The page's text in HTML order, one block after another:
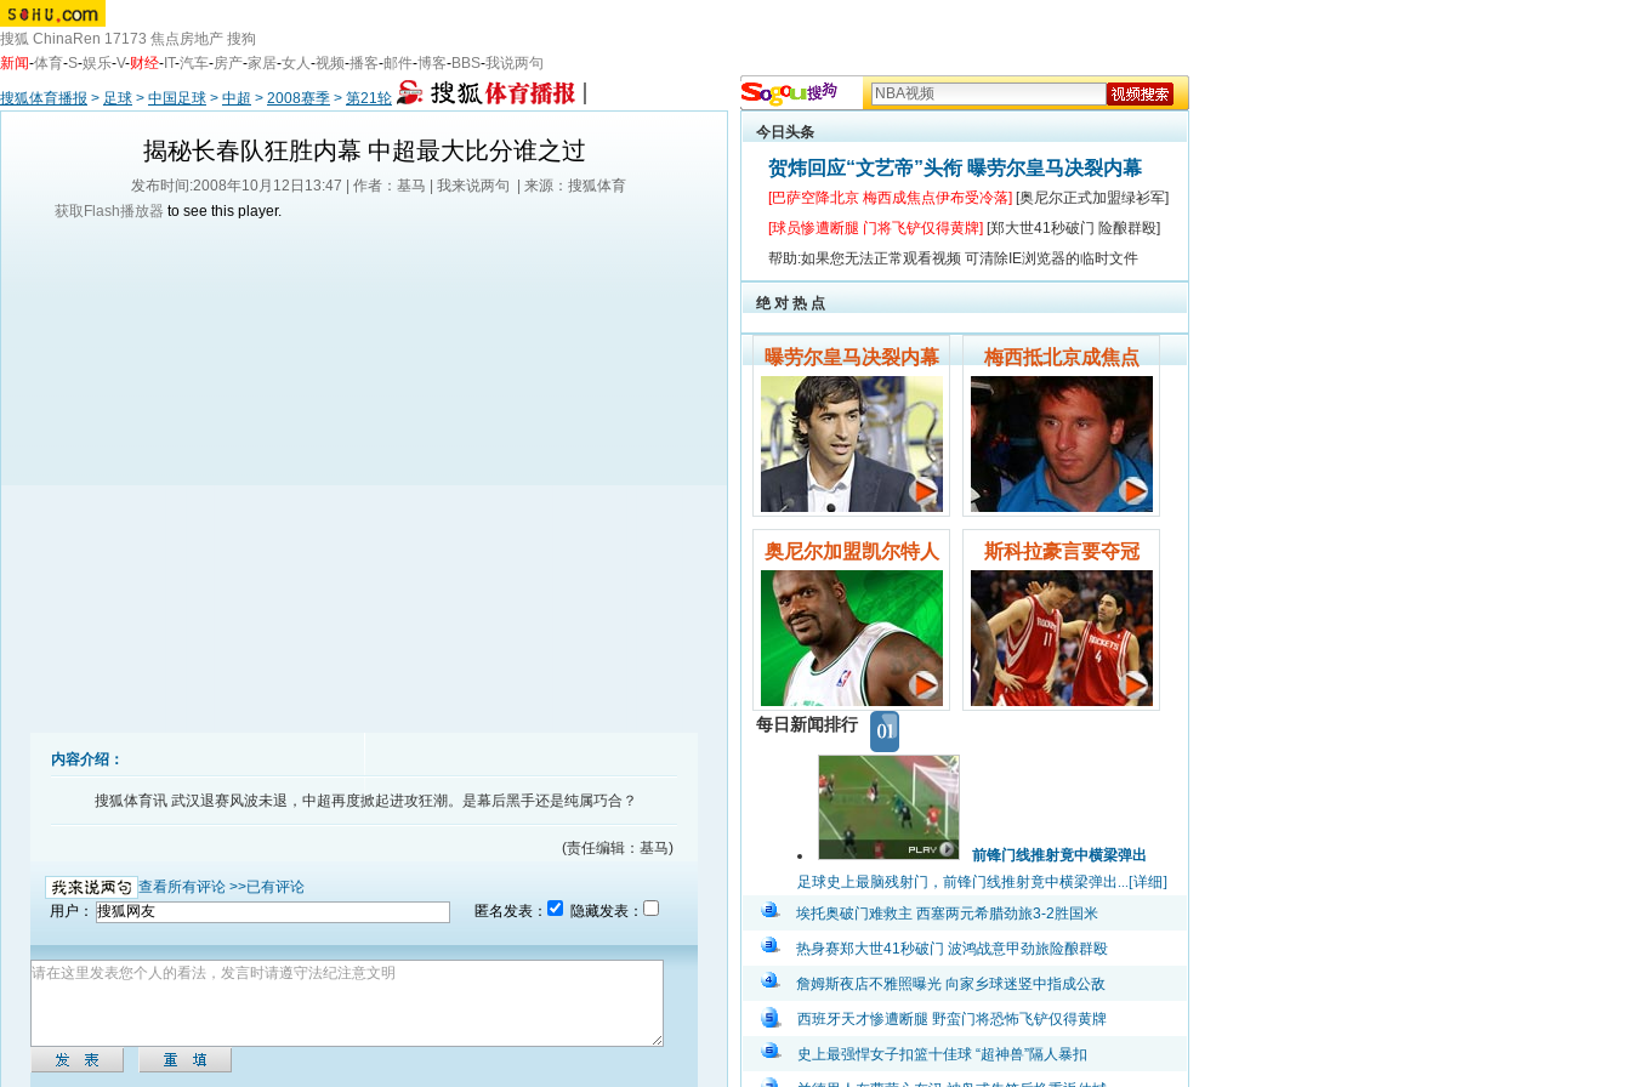
搜狐 ChinaRen 17173 焦点房地产 搜狗
新闻-体育-S-娱乐-V-财经- IT-汽车-房产-家居-女人-视频-播客-邮件-博客-BBS-我说两句
搜狐体育播报 > 足球 > 中国足球 > 中超 > 2008赛季 > 第21轮
揭秘长春队狂胜内幕 中超最大比分谁之过
发布时间:2008年10月12日13:47 | 作者：基马 | 我来说两句
| 来源：搜狐体育
获取Flash播放器 to see this player.
内容介绍：
搜狐体育讯 武汉退赛风波未退，中超再度掀起进攻狂潮。是幕后黑手还是纯属巧合？
(责任编辑：基马)
查看所有评论 >>已有评论
用户：
匿名发表： 隐藏发表：
今日头条
贺炜回应“文艺帝”头衔 曝劳尔皇马决裂内幕
[巴萨空降北京 梅西成焦点伊布受冷落] [奥尼尔正式加盟绿衫军]
[球员惨遭断腿 门将飞铲仅得黄牌] [郑大世41秒破门 险酿群殴]
帮助:如果您无法正常观看视频 可清除IE浏览器的临时文件
绝 对 热 点
曝劳尔皇马决裂内幕 梅西抵北京成焦点
奥尼尔加盟凯尔特人 斯科拉豪言要夺冠
每日新闻排行
前锋门线推射竟中横梁弹出
足球史上最脑残射门，前锋门线推射竟中横梁弹出...[详细]
埃托奥破门难救主 西塞两元希腊劲旅3-2胜国米
热身赛郑大世41秒破门 波鸿战意甲劲旅险酿群殴
詹姆斯夜店不雅照曝光 向家乡球迷竖中指成公敌
西班牙天才惨遭断腿 野蛮门将恐怖飞铲仅得黄牌
史上最强悍女子扣篮十佳球 “超神兽”隔人暴扣